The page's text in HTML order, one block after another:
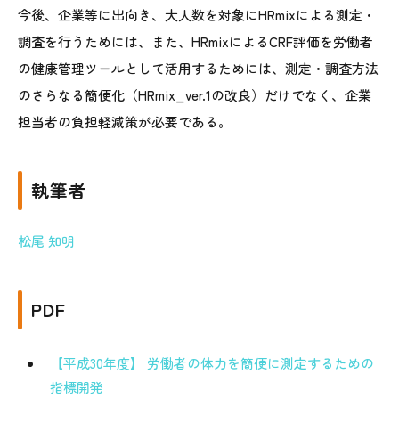
今後、企業等に出向き、大人数を対象にHRmixによる測定・
調査を行うためには、また、HRmixによるCRF評価を労働者
の健康管理ツールとして活用するためには、測定・調査方法
のさらなる簡便化（HRmix_ver.1の改良）だけでなく、企業
担当者の負担軽減策が必要である。
執筆者
松尾 知明
PDF
【平成30年度】 労働者の体力を簡便に測定するための
指標開発